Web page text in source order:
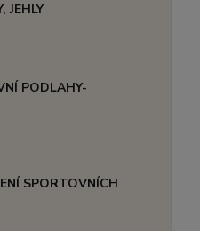
JEHLY
PODLAHY-
SPORTOVNÍCH